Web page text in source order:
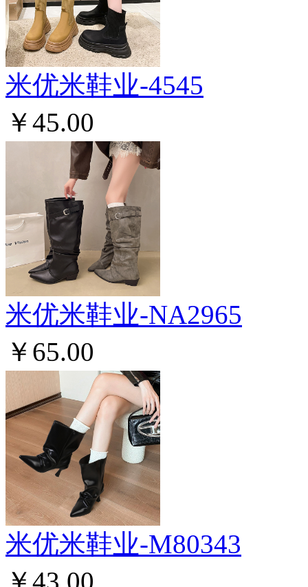
米优米鞋业-4545
￥45.00
米优米鞋业-NA2965
￥65.00
米优米鞋业-M80343
￥43.00